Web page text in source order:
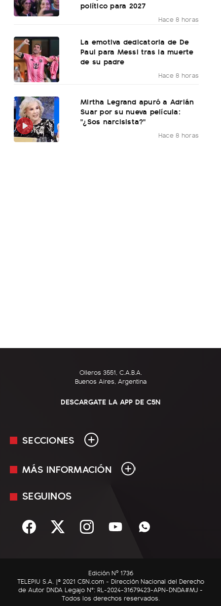
político para 2027
Hace 8 horas
La emotiva dedicatoria de De
Paul para Messi tras la muerte
de su padre
Hace 8 horas
Mirtha Legrand apuró a Adrián
Suar por su nueva película:
"¿Sos narcisista?"
Hace 8 horas
Olleros 3551, C.A.B.A.
Buenos Aires, Argentina
DESCARGATE LA APP DE C5N
SECCIONES
En Vivo
Sociedad
C5N Autos
RatingCero
MÁS INFORMACIÓN
Mediakit
Términos y condiciones
SEGUINOS
Edición Nº 1736
TELEPIU S.A. |© 2021 C5N.com - Dirección Nacional del Derecho
de Autor DNDA Legajo N°: RL-2024-31679423-APN-DNDA#MJ -
Todos los derechos reservados.